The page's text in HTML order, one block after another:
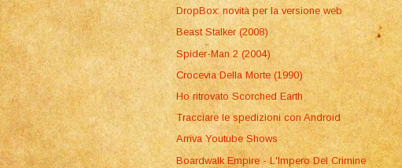
DropBox: novità per la versione web
Beast Stalker (2008)
Spider-Man 2 (2004)
Crocevia Della Morte (1990)
Ho ritrovato Scorched Earth
Tracciare le spedizioni con Android
Arriva Youtube Shows
Boardwalk Empire - L'Impero Del Crimine